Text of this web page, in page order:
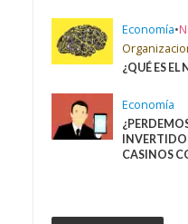
Economía•
¿QUÉ ES
Economía
CASINOS